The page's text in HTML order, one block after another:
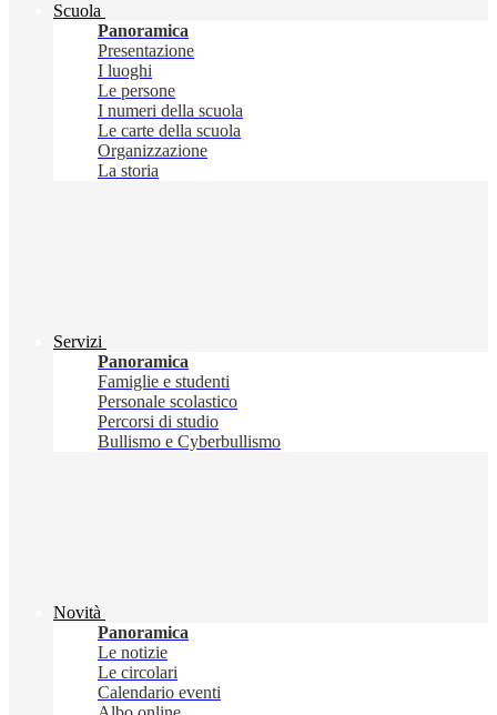
Scuola
Panoramica
Presentazione
I luoghi
Le persone
I numeri della scuola
Le carte della scuola
Organizzazione
La storia
Servizi
Panoramica
Famiglie e studenti
Personale scolastico
Percorsi di studio
Bullismo e Cyberbullismo
Novità
Panoramica
Le notizie
Le circolari
Calendario eventi